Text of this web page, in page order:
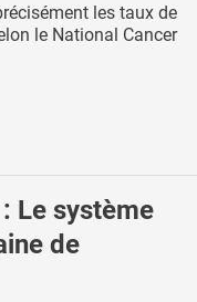
les taux de
le National Cancer
Le système
de